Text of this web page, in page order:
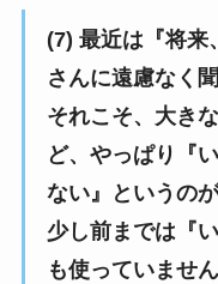
(7) 最近は『将来
さんに遠慮なく
それこそ、大き
ど、やっぱり『
ない』というの
少し前までは『
も使っていませ